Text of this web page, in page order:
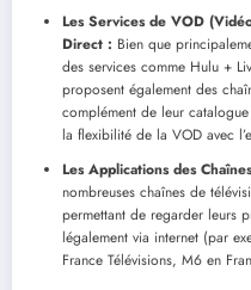
Les Services de VOD
Direct : Bien que
des services comme Hulu +
proposent également des
complément de leur
la flexibilité de la VOD avec
Les Applications des
nombreuses chaînes de
permettant de regarder leurs
légalement via internet (par
France Télévisions, M6 en